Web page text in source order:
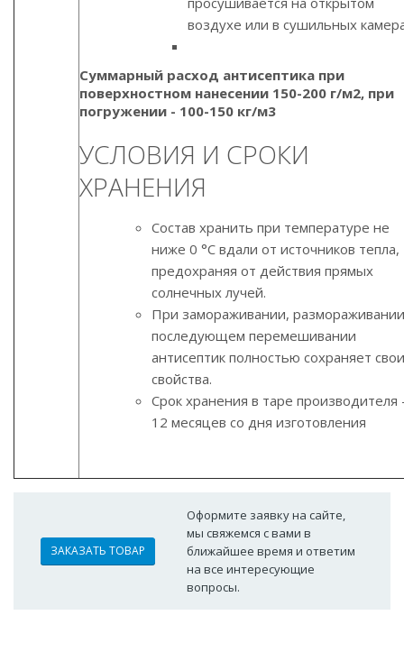
воздухе или в сушильных
Суммарный расход антисептика при
поверхностном нанесении 150-200 г/м2, при
погружении - 100-150 кг/м3
УСЛОВИЯ И СРОКИ
ХРАНЕНИЯ
Состав хранить при температуре не
ниже 0 °С вдали от источников тепла,
предохраняя от действия прямых
солнечных лучей.
При замораживании,
последующем перемешивании
антисептик полностью сохраняет свои
свойства.
Срок хранения в таре производителя
12 месяцев со дня изготовления
ЗАКАЗАТЬ ТОВАР
Оформите заявку на сайте,
мы свяжемся с вами в
ближайшее время и ответим
на все интересующие
вопросы.